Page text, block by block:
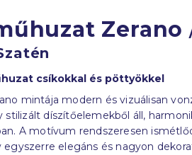
Zerano
csíkokkal és pöttyökkel
mintája modern és vizuálisan
stilizált díszítőelemekből áll,
A motívum rendszeresen
elegáns és nagyon